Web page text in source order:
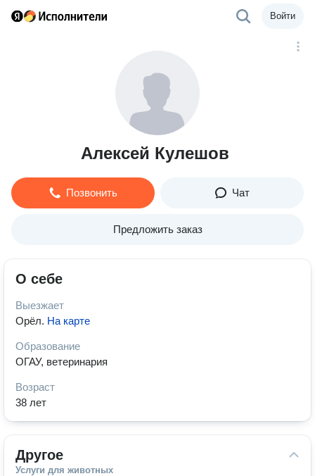
Войти
Алексей Кулешов
Позвонить Чат
Предложить заказ
О себе
Выезжает
Орёл. На карте
Образование
ОГАУ, ветеринария
Возраст
38 лет
Другое
Услуги для животных